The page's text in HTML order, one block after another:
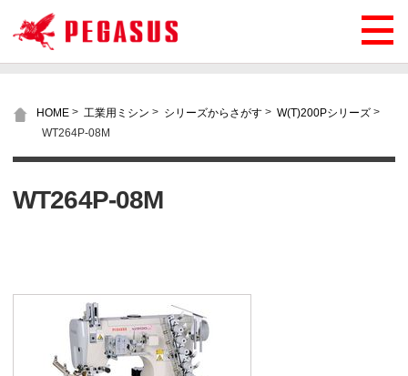
HOME > 工業用ミシン > シリーズからさがす > W(T)200Pシリーズ >
WT264P-08M
WT264P-08M